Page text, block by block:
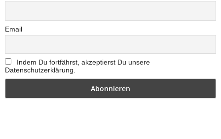
Email
Indem Du fortfährst, akzeptierst Du unsere
Datenschutzerklärung.